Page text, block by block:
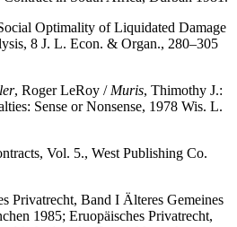
Optimality of Liquidated Damage
8 J. L. Econ. & Organ., 280–305
, Roger LeRoy / Muris, Thimothy J.:
Sense or Nonsense, 1978 Wis. L.
Vol. 5., West Publishing Co.
Privatrecht, Band I Älteres Gemeines
1985; Eruopäisches Privatrecht,